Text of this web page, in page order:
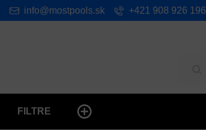
FILTRE
info@mostpools.sk +421 908 926 196